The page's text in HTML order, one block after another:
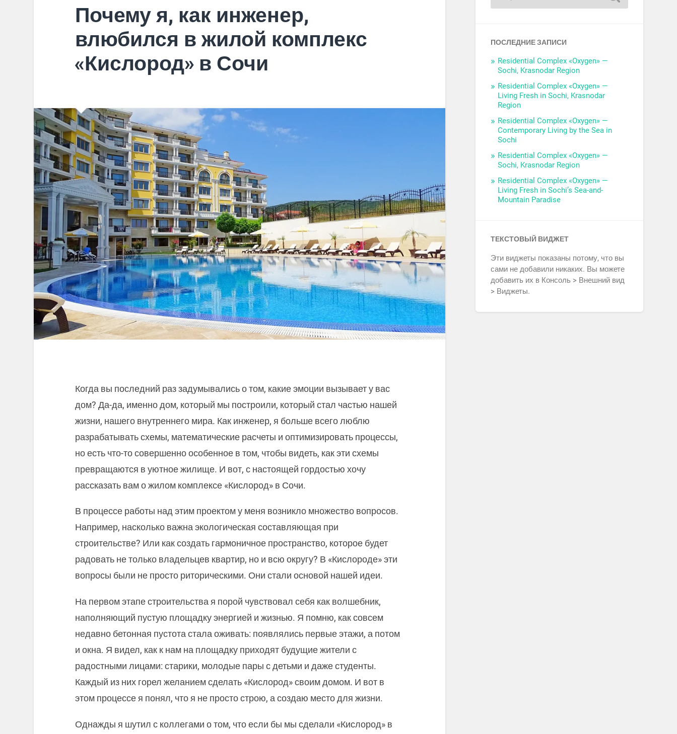
Почему я, как инженер,
влюбился в жилой комплекс
«Кислород» в Сочи
Когда вы последний раз задумывались о том, какие эмоции вызывает у вас
дом? Да-да, именно дом, который мы построили, который стал частью нашей
жизни, нашего внутреннего мира. Как инженер, я больше всего люблю
разрабатывать схемы, математические расчеты и оптимизировать процессы,
но есть что-то совершенно особенное в том, чтобы видеть, как эти схемы
превращаются в уютное жилище. И вот, с настоящей гордостью хочу
рассказать вам о жилом комплексе «Кислород» в Сочи.
В процессе работы над этим проектом у меня возникло множество вопросов.
Например, насколько важна экологическая составляющая при
строительстве? Или как создать гармоничное пространство, которое будет
радовать не только владельцев квартир, но и всю округу? В «Кислороде» эти
вопросы были не просто риторическими. Они стали основой нашей идеи.
На первом этапе строительства я порой чувствовал себя как волшебник,
наполняющий пустую площадку энергией и жизнью. Я помню, как совсем
недавно бетонная пустота стала оживать: появлялись первые этажи, а потом
и окна. Я видел, как к нам на площадку приходят будущие жители с
радостными лицами: старики, молодые пары с детьми и даже студенты.
Каждый из них горел желанием сделать «Кислород» своим домом. И вот в
этом процессе я понял, что я не просто строю, а создаю место для жизни.
Однажды я шутил с коллегами о том, что если бы мы сделали «Кислород» в
ПОСЛЕДНИЕ ЗАПИСИ
Residential Complex «Oxygen» —
Sochi, Krasnodar Region
Residential Complex «Oxygen» —
Living Fresh in Sochi, Krasnodar
Region
Residential Complex «Oxygen» —
Contemporary Living by the Sea in
Sochi
Residential Complex «Oxygen» —
Sochi, Krasnodar Region
Residential Complex «Oxygen» —
Living Fresh in Sochi’s Sea-and-
Mountain Paradise
ТЕКСТОВЫЙ ВИДЖЕТ
Эти виджеты показаны потому, что вы
сами не добавили никаких. Вы можете
добавить их в Консоль > Внешний вид
> Виджеты.